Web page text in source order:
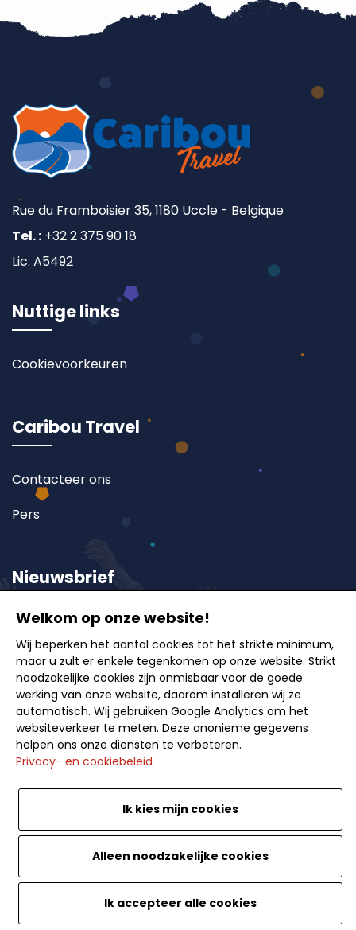
Rue du Framboisier 35, 1180 Uccle - Belgique
Tel. : +32 2 375 90 18
Lic. A5492
Nuttige links
Cookievoorkeuren
Caribou Travel
Contacteer ons
Pers
Nieuwsbrief
Schrijf u in op onze nieuwsbrief en ontvang als eerste
onze exclusieve aanbiedingen, reisideeën en tips
voor onvergetelijke uitstappen.
Inschrijven
<
Website by SoWeDo. Caribou Travel. Alle rechten
Welkom op onze website!
Wij beperken het aantal cookies tot het strikte minimum,
maar u zult er enkele tegenkomen op onze website. Strikt
noodzakelijke cookies zijn onmisbaar voor de goede
werking van onze website, daarom installeren wij ze
automatisch. Wij gebruiken Google Analytics om het
websiteverkeer te meten. Deze anonieme gegevens
helpen ons onze diensten te verbeteren.
Privacy- en cookiebeleid
Ik kies mijn cookies
Alleen noodzakelijke cookies
Ik accepteer alle cookies